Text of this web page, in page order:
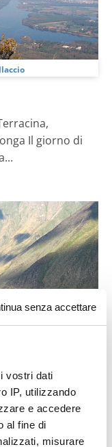
senza accettare
vostri dati
IP, utilizzando
e accedere
al fine di
misurare
Il giorno di
di + gita a
AGOSTO 2008
PICCHIOTTI...